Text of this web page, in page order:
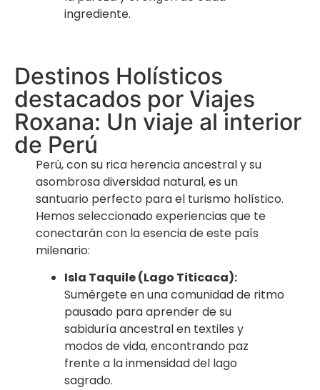
ingrediente.
Destinos Holísticos
destacados por Viajes
Roxana: Un viaje al interior
de Perú
Perú, con su rica herencia ancestral y su
asombrosa diversidad natural, es un
santuario perfecto para el turismo holístico.
Hemos seleccionado experiencias que te
conectarán con la esencia de este país
milenario:
Isla Taquile (Lago Titicaca):
Sumérgete en una comunidad de ritmo
pausado para aprender de su
sabiduría ancestral en textiles y
modos de vida, encontrando paz
frente a la inmensidad del lago
sagrado.